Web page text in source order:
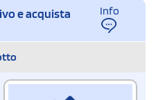
e acquista
Info